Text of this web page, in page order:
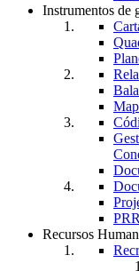
Instrumentos de
Recursos